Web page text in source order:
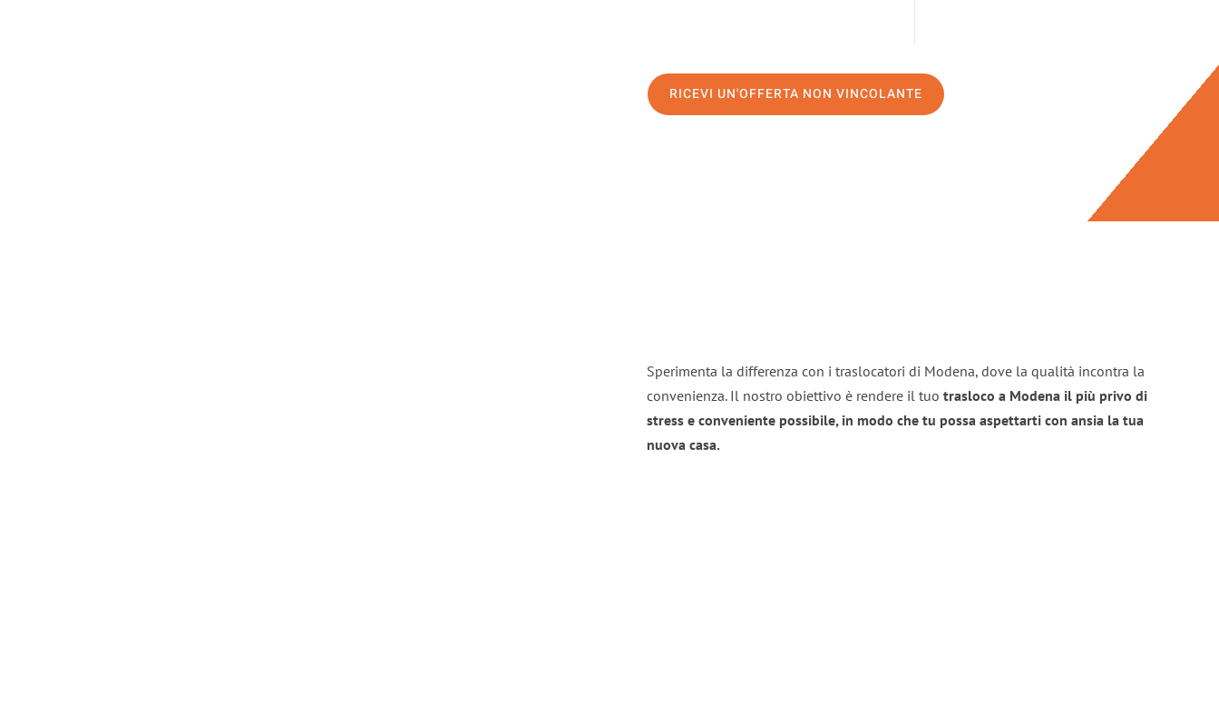
RICEVI UN'OFFERTA NON VINCOLANTE
Sperimenta la differenza con i traslocatori di Modena, dove la qualità incontra la
convenienza. Il nostro obiettivo è rendere il tuo trasloco a Modena il più privo di
stress e conveniente possibile, in modo che tu possa aspettarti con ansia la tua
nuova casa.